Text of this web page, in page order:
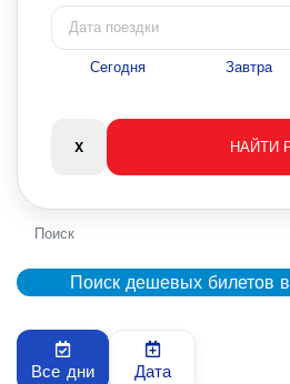
Сегодня Завтра
Поиск
Поиск дешевых билетов в
Все дни Дата